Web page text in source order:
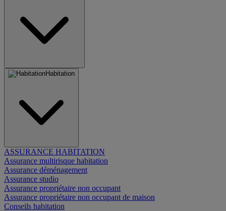
Habitation
ASSURANCE HABITATION
Assurance multirisque habitation
Assurance déménagement
Assurance studio
Assurance propriétaire non occupant
Assurance propriétaire non occupant de maison
Conseils habitation